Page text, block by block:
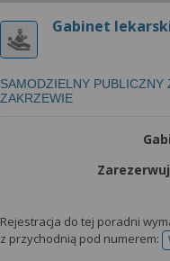
Gabinet
SAMODZIELNY
ZAKRZEWIE
Rejestracja do tej poradni
z przychodnią pod numerem: